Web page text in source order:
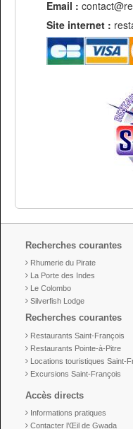
Email :
Site internet :
Recherches courantes
Rhumerie du Pirate
La Porte des Indes
Le Colombo
Silverfish Lodge
Recherches courantes
Restaurants Saint-François
Restaurants Pointe-à-Pitre
Locations touristiques Saint-
Excursions Saint-François
Accès directs
Informations pratiques
Contacter l’Œil de Gwada